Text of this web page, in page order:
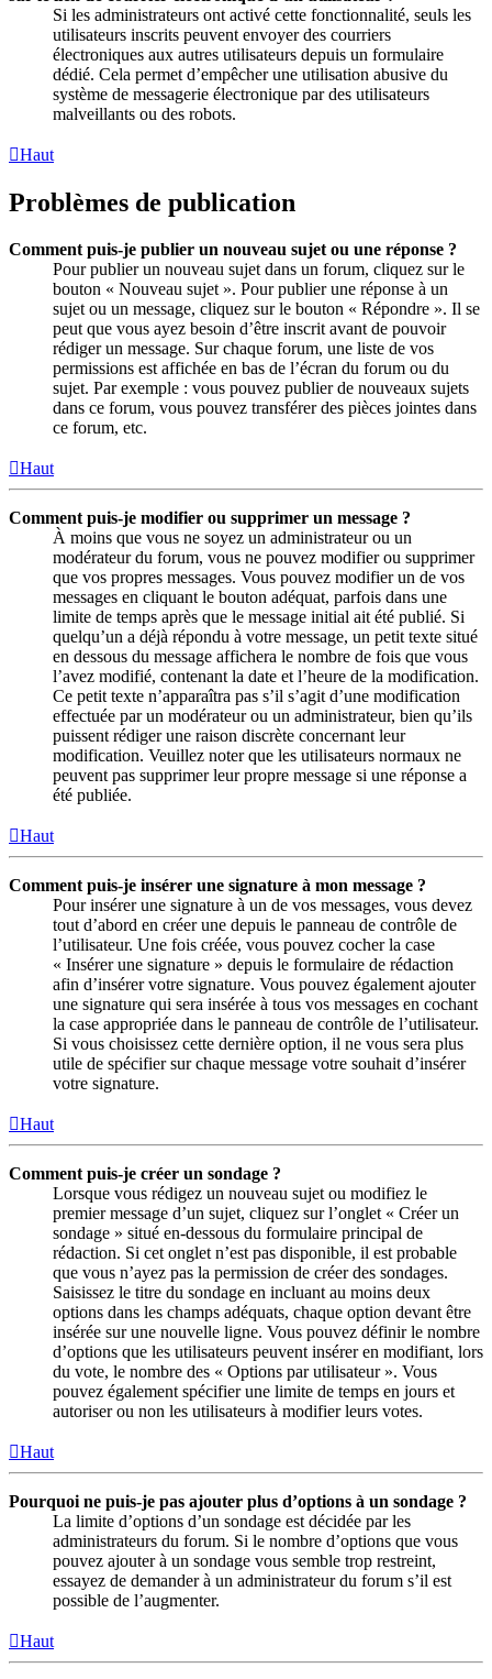
Si les administrateurs ont activé cette fonctionnalité, seuls les
utilisateurs inscrits peuvent envoyer des courriers
électroniques aux autres utilisateurs depuis un formulaire
dédié. Cela permet d’empêcher une utilisation abusive du
système de messagerie électronique par des utilisateurs
malveillants ou des robots.
Haut
Problèmes de publication
Comment puis-je publier un nouveau sujet ou une réponse ?
Pour publier un nouveau sujet dans un forum, cliquez sur le
bouton « Nouveau sujet ». Pour publier une réponse à un
sujet ou un message, cliquez sur le bouton « Répondre ». Il se
peut que vous ayez besoin d’être inscrit avant de pouvoir
rédiger un message. Sur chaque forum, une liste de vos
permissions est affichée en bas de l’écran du forum ou du
sujet. Par exemple : vous pouvez publier de nouveaux sujets
dans ce forum, vous pouvez transférer des pièces jointes dans
ce forum, etc.
Haut
Comment puis-je modifier ou supprimer un message ?
À moins que vous ne soyez un administrateur ou un
modérateur du forum, vous ne pouvez modifier ou supprimer
que vos propres messages. Vous pouvez modifier un de vos
messages en cliquant le bouton adéquat, parfois dans une
limite de temps après que le message initial ait été publié. Si
quelqu’un a déjà répondu à votre message, un petit texte situé
en dessous du message affichera le nombre de fois que vous
l’avez modifié, contenant la date et l’heure de la modification.
Ce petit texte n’apparaîtra pas s’il s’agit d’une modification
effectuée par un modérateur ou un administrateur, bien qu’ils
puissent rédiger une raison discrète concernant leur
modification. Veuillez noter que les utilisateurs normaux ne
peuvent pas supprimer leur propre message si une réponse a
été publiée.
Haut
Comment puis-je insérer une signature à mon message ?
Pour insérer une signature à un de vos messages, vous devez
tout d’abord en créer une depuis le panneau de contrôle de
l’utilisateur. Une fois créée, vous pouvez cocher la case
« Insérer une signature » depuis le formulaire de rédaction
afin d’insérer votre signature. Vous pouvez également ajouter
une signature qui sera insérée à tous vos messages en cochant
la case appropriée dans le panneau de contrôle de l’utilisateur.
Si vous choisissez cette dernière option, il ne vous sera plus
utile de spécifier sur chaque message votre souhait d’insérer
votre signature.
Haut
Comment puis-je créer un sondage ?
Lorsque vous rédigez un nouveau sujet ou modifiez le
premier message d’un sujet, cliquez sur l’onglet « Créer un
sondage » situé en-dessous du formulaire principal de
rédaction. Si cet onglet n’est pas disponible, il est probable
que vous n’ayez pas la permission de créer des sondages.
Saisissez le titre du sondage en incluant au moins deux
options dans les champs adéquats, chaque option devant être
insérée sur une nouvelle ligne. Vous pouvez définir le nombre
d’options que les utilisateurs peuvent insérer en modifiant, lors
du vote, le nombre des « Options par utilisateur ». Vous
pouvez également spécifier une limite de temps en jours et
autoriser ou non les utilisateurs à modifier leurs votes.
Haut
Pourquoi ne puis-je pas ajouter plus d’options à un sondage ?
La limite d’options d’un sondage est décidée par les
administrateurs du forum. Si le nombre d’options que vous
pouvez ajouter à un sondage vous semble trop restreint,
essayez de demander à un administrateur du forum s’il est
possible de l’augmenter.
Haut